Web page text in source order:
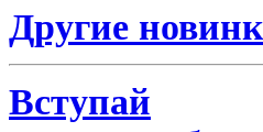
Другие
Вступай